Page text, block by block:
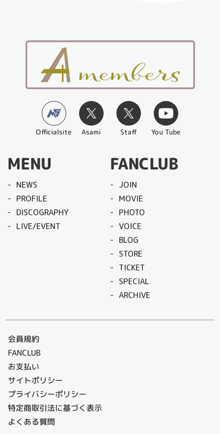
Officialsite Asami Staff You Tube
MENU
NEWS
PROFILE
DISCOGRAPHY
LIVE/EVENT
FANCLUB
JOIN
MOVIE
PHOTO
VOICE
BLOG
STORE
TICKET
SPECIAL
ARCHIVE
会員規約
FANCLUB
お支払い
サイトポリシー
プライバシーポリシー
特定商取引法に基づく表示
よくある質問